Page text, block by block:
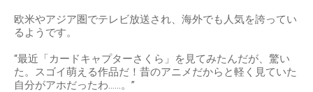
欧米やアジア圏でテレビ放送され、海外でも人気を誇ってい
るようです。
“最近「カードキャプターさくら」を見てみたんだが、驚い
た。スゴイ萌える作品だ！昔のアニメだからと軽く見ていた
自分がアホだったわ……。”